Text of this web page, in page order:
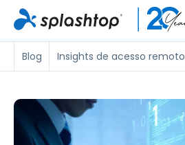
Blog Insights de acesso remoto